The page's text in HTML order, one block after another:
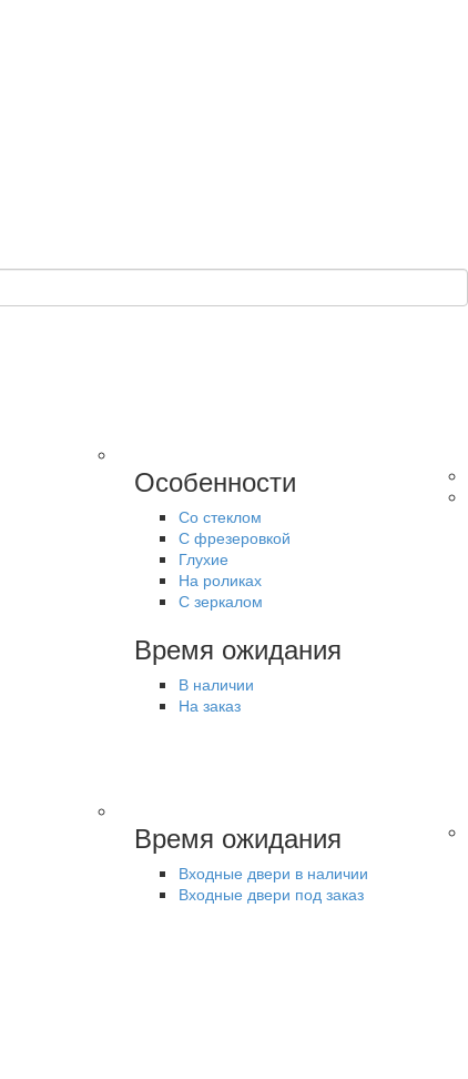
Особенности
Со стеклом
С фрезеровкой
Глухие
На роликах
С зеркалом
Время ожидания
В наличии
На заказ
Время ожидания
Входные двери в наличии
Входные двери под заказ